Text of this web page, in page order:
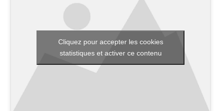
Concours scolaires
Critique d’ouvrages publiés
Culture
Cliquez pour accepter les cookies
statistiques et activer ce contenu